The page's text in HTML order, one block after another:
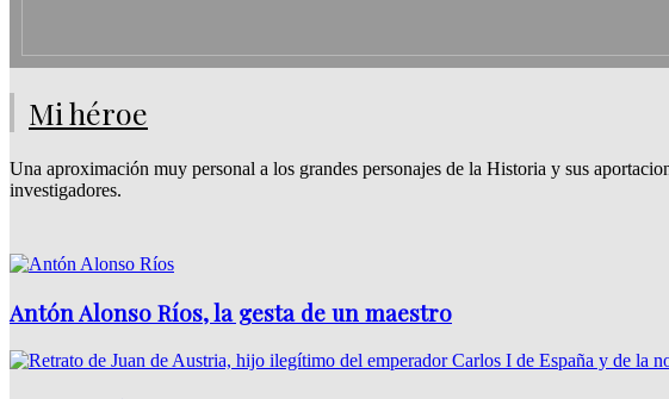
Mi héroe
Una aproximación muy personal a los grandes personajes de la Historia y sus
investigadores.
Antón Alonso Ríos, la gesta de un maestro